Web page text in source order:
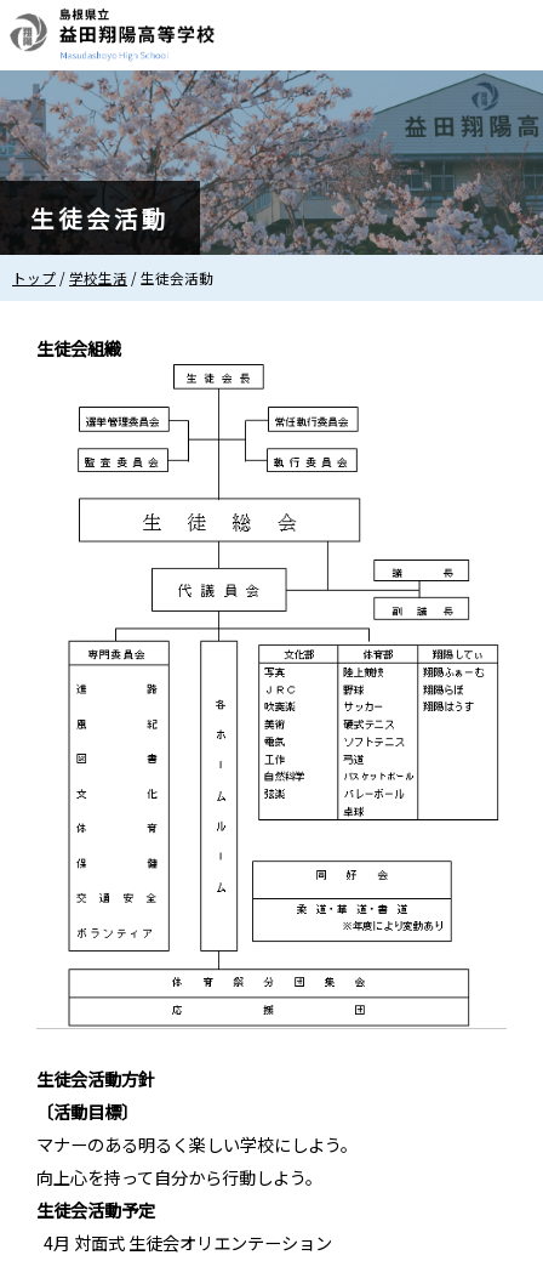
このページの本文へ
生徒会活動
現
在
トップ /学校生活 /生徒会活動
生徒会組織
生徒会活動方針
〔活動目標〕
マナーのある明るく楽しい学校にしよう。
向上心を持って自分から行動しよう。
生徒会活動予定
4月 対面式 生徒会オリエンテーション